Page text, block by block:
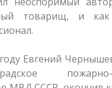
товарищ, и как
Евгений
пожарно-